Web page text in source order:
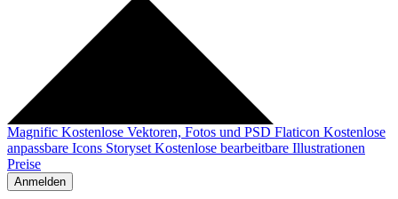
Magnific Kostenlose Vektoren, Fotos und PSD Flaticon Kostenlose
anpassbare Icons Storyset Kostenlose bearbeitbare Illustrationen
Preise
Anmelden